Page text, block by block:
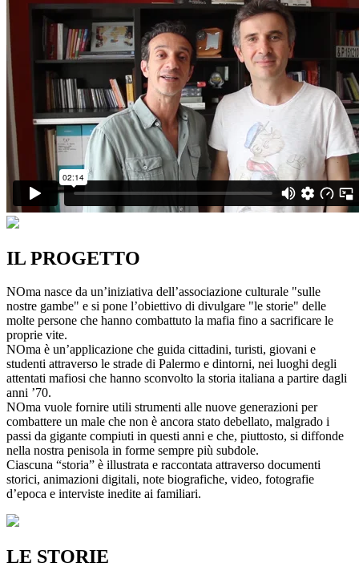
IL PROGETTO
NOma nasce da un’iniziativa dell’associazione culturale "sulle
nostre gambe" e si pone l’obiettivo di divulgare "le storie" delle
molte persone che hanno combattuto la mafia fino a sacrificare le
proprie vite.
NOma è un’applicazione che guida cittadini, turisti, giovani e
studenti attraverso le strade di Palermo e dintorni, nei luoghi degli
attentati mafiosi che hanno sconvolto la storia italiana a partire dagli
anni ’70.
NOma vuole fornire utili strumenti alle nuove generazioni per
combattere un male che non è ancora stato debellato, malgrado i
passi da gigante compiuti in questi anni e che, piuttosto, si diffonde
nella nostra penisola in forme sempre più subdole.
Ciascuna “storia” è illustrata e raccontata attraverso documenti
storici, animazioni digitali, note biografiche, video, fotografie
d’epoca e interviste inedite ai familiari.
LE STORIE